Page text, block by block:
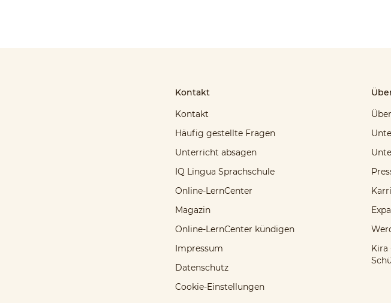
Kontakt
Kontakt
Häufig gestellte Fragen
Unterricht absagen
IQ Lingua Sprachschule
Online-LernCenter
Magazin
Online-LernCenter kündigen
Impressum
Datenschutz
Cookie-Einstellungen
Kira